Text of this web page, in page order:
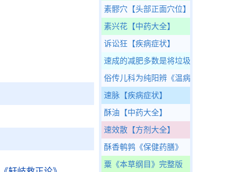
素髎穴 【头部正面穴位】
素兴花 【中药大全】
诉讼狂 【疾病症状】
速成的减肥多数是将垃圾脱水
俗传儿科为纯阳辨 《温病条辨》
速脉 【疾病症状】
酥油 【中药大全】
速效散 【方剂大全】
酥香鹌鹑 《保健药膳》
粟 《本草纲目》完整版